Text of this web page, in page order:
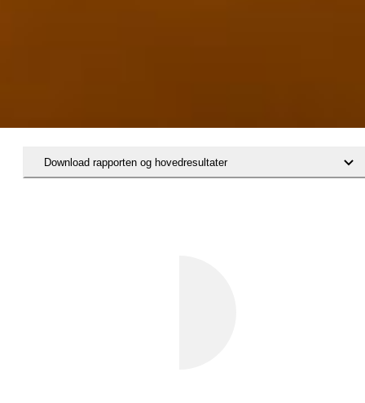
Download rapporten og hovedresultater